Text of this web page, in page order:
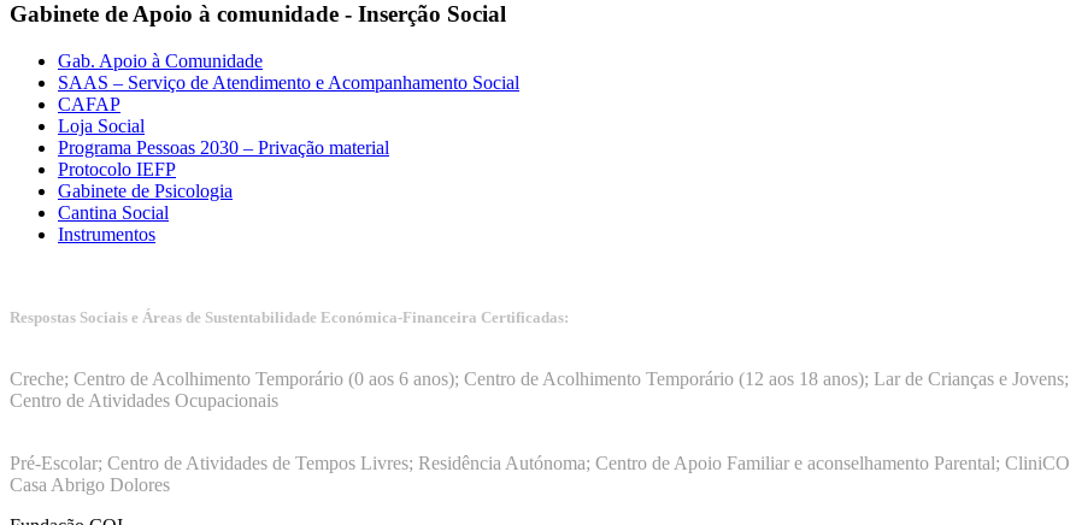
Gabinete de Apoio à comunidade - Inserção Social
Gab. Apoio à Comunidade
SAAS – Serviço de Atendimento e Acompanhamento Social
CAFAP
Loja Social
Programa Pessoas 2030 – Privação material
Protocolo IEFP
Gabinete de Psicologia
Cantina Social
Instrumentos
Respostas Sociais e Áreas de Sustentabilidade Económica-Financeira Certificadas:
Creche; Centro de Acolhimento Temporário (0 aos 6 anos); Centro de Acolhimento Temporário (12 aos 18 anos); Lar de Crianças e
Centro de Atividades Ocupacionais
Pré-Escolar; Centro de Atividades de Tempos Livres; Residência Autónoma; Centro de Apoio Familiar e aconselhamento Parental;
Casa Abrigo Dolores